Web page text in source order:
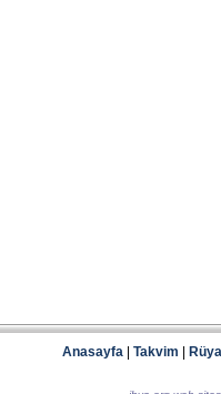
Anasayfa Takvim